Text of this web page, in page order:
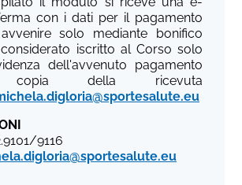
con i dati per il pagamento
solo mediante bonifico
iscritto al Corso solo
dell'avvenuto pagamento
copia della ricevuta
9116